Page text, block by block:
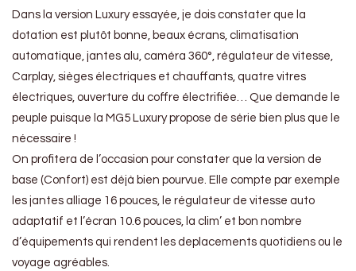
Dans la version Luxury essayée, je dois constater que la
dotation est plutôt bonne, beaux écrans, climatisation
automatique, jantes alu, caméra 360°, régulateur de vitesse,
Carplay, sièges électriques et chauffants, quatre vitres
électriques, ouverture du coffre électrifiée… Que demande le
peuple puisque la MG5 Luxury propose de série bien plus que le
nécessaire !
On profitera de l’occasion pour constater que la version de
base (Confort) est déjà bien pourvue. Elle compte par exemple
les jantes alliage 16 pouces, le régulateur de vitesse auto
adaptatif et l’écran 10.6 pouces, la clim’ et bon nombre
d’équipements qui rendent les deplacements quotidiens ou le
voyage agréables.